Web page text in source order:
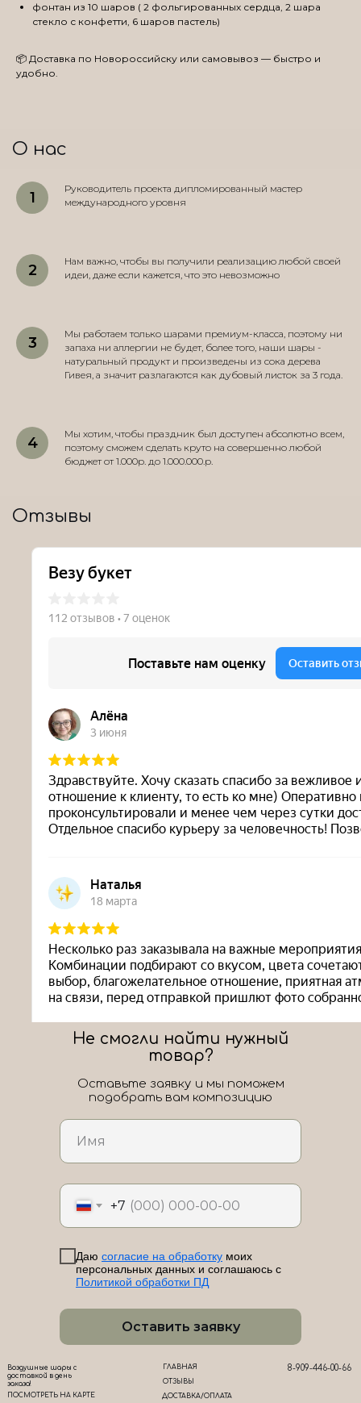
фонтан из 10 шаров ( 2 фольгированных сердца, 2 шара
стекло с конфетти, 6 шаров пастель)
📦 Доставка по Новороссийску или самовывоз — быстро и
удобно.
О нас
Руководитель проекта дипломированный мастер
международного уровня
Нам важно, чтобы вы получили реализацию любой своей
идеи, даже если кажется, что это невозможно
Мы работаем только шарами премиум-класса, поэтому ни
запаха ни аллергии не будет, более того, наши шары -
натуральный продукт и произведены из сока дерева
Гивея, а значит разлагаются как дубовый листок за 3 года.
Мы хотим, чтобы праздник был доступен абсолютно всем,
поэтому сможем сделать круто на совершенно любой
бюджет от 1.000р. до 1.000.000.р.
Отзывы
ЛоШАРик на карте Новороссийска — Яндекс Карты
+7
Даю согласие на обработку моих
персональных данных и соглашаюсь с
Политикой обработки ПД
Оставить заявку
Не смогли найти нужный
товар?
Оставьте заявку и мы поможем
подобрать вам композицию
ОТЗЫВЫ
ГЛАВНАЯ
ДОСТАВКА/ОПЛАТА
8-909-446-00-66
Воздушные шары с
доставкой в день
заказа!
ПОСМОТРЕТЬ НА КАРТЕ